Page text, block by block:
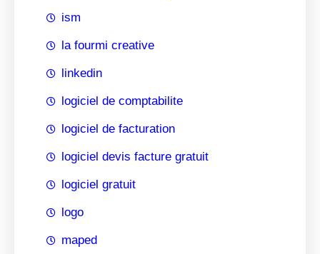
ism
la fourmi creative
linkedin
logiciel de comptabilite
logiciel de facturation
logiciel devis facture gratuit
logiciel gratuit
logo
maped